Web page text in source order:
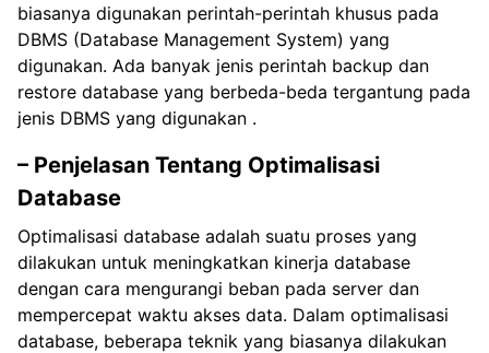
biasanya digunakan perintah-perintah khusus pada
DBMS (Database Management System) yang
digunakan. Ada banyak jenis perintah backup dan
restore database yang berbeda-beda tergantung pada
jenis DBMS yang digunakan .
– Penjelasan Tentang Optimalisasi
Database
Optimalisasi database adalah suatu proses yang
dilakukan untuk meningkatkan kinerja database
dengan cara mengurangi beban pada server dan
mempercepat waktu akses data. Dalam optimalisasi
database, beberapa teknik yang biasanya dilakukan